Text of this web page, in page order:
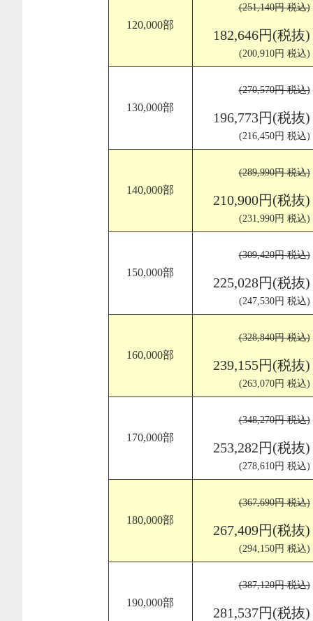
120,000部
(251,140円 税込)
182,646円(税抜)
(200,910円 税込)
130,000部
(270,570円 税込)
196,773円(税抜)
(216,450円 税込)
140,000部
(289,990円 税込)
210,900円(税抜)
(231,990円 税込)
150,000部
(309,420円 税込)
225,028円(税抜)
(247,530円 税込)
160,000部
(328,840円 税込)
239,155円(税抜)
(263,070円 税込)
170,000部
(348,270円 税込)
253,282円(税抜)
(278,610円 税込)
180,000部
(367,690円 税込)
267,409円(税抜)
(294,150円 税込)
190,000部
(387,120円 税込)
281,537円(税抜)